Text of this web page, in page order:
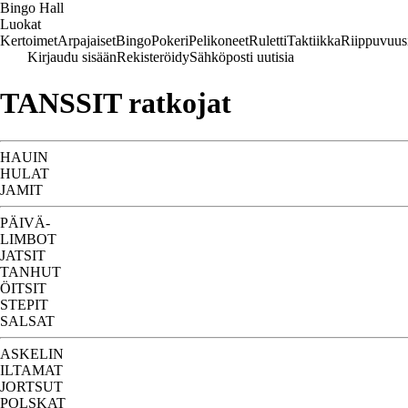
Bingo Hall
Luokat
KertoimetArpajaisetBingoPokeriPelikoneetRulettiTaktiikkaRiippuvuus
Kirjaudu sisäänRekisteröidySähköposti uutisia
TANSSIT ratkojat
HAUIN
HULAT
JAMIT
PÄIVÄ-
LIMBOT
JATSIT
TANHUT
ÖITSIT
STEPIT
SALSAT
ASKELIN
ILTAMAT
JORTSUT
POLSKAT